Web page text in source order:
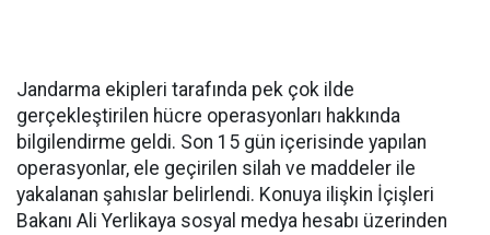
Jandarma ekipleri tarafında pek çok ilde
gerçekleştirilen hücre operasyonları hakkında
bilgilendirme geldi. Son 15 gün içerisinde yapılan
operasyonlar, ele geçirilen silah ve maddeler ile
yakalanan şahıslar belirlendi. Konuya ilişkin İçişleri
Bakanı Ali Yerlikaya sosyal medya hesabı üzerinden